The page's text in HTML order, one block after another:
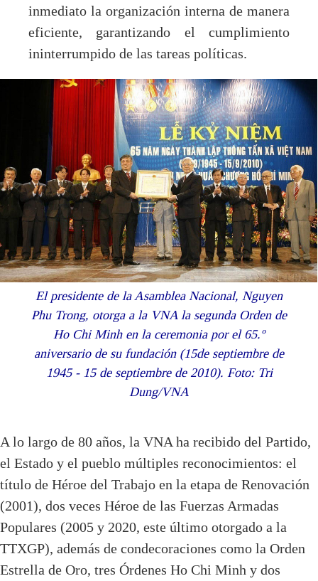
inmediato la organización interna de manera
eficiente, garantizando el cumplimiento
ininterrumpido de las tareas políticas.
El presidente de la Asamblea Nacional, Nguyen
Phu Trong, otorga a la VNA la segunda Orden de
Ho Chi Minh en la ceremonia por el 65.º
aniversario de su fundación (15de septiembre de
1945 - 15 de septiembre de 2010). Foto: Tri
Dung/VNA
A lo largo de 80 años, la VNA ha recibido del Partido,
el Estado y el pueblo múltiples reconocimientos: el
título de Héroe del Trabajo en la etapa de Renovación
(2001), dos veces Héroe de las Fuerzas Armadas
Populares (2005 y 2020, este último otorgado a la
TTXGP), además de condecoraciones como la Orden
Estrella de Oro, tres Órdenes Ho Chi Minh y dos